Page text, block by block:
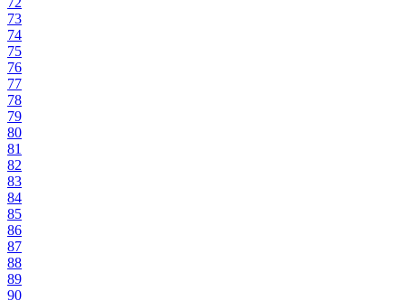
73
74
75
76
77
78
79
80
81
82
83
84
85
86
87
88
89
90